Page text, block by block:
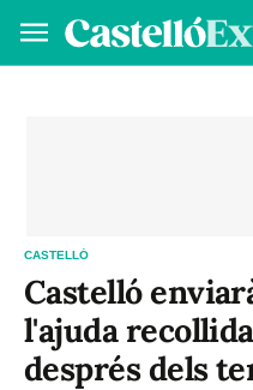
CASTELLÓ
Castelló
l'ajuda
després dels